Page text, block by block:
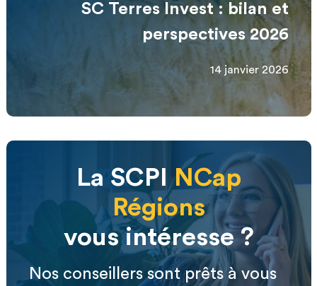
SC Terres Invest : bilan et
perspectives 2026
14 janvier 2026
La SCPI NCap
Régions
vous intéresse ?
Nos conseillers sont prêts à vous